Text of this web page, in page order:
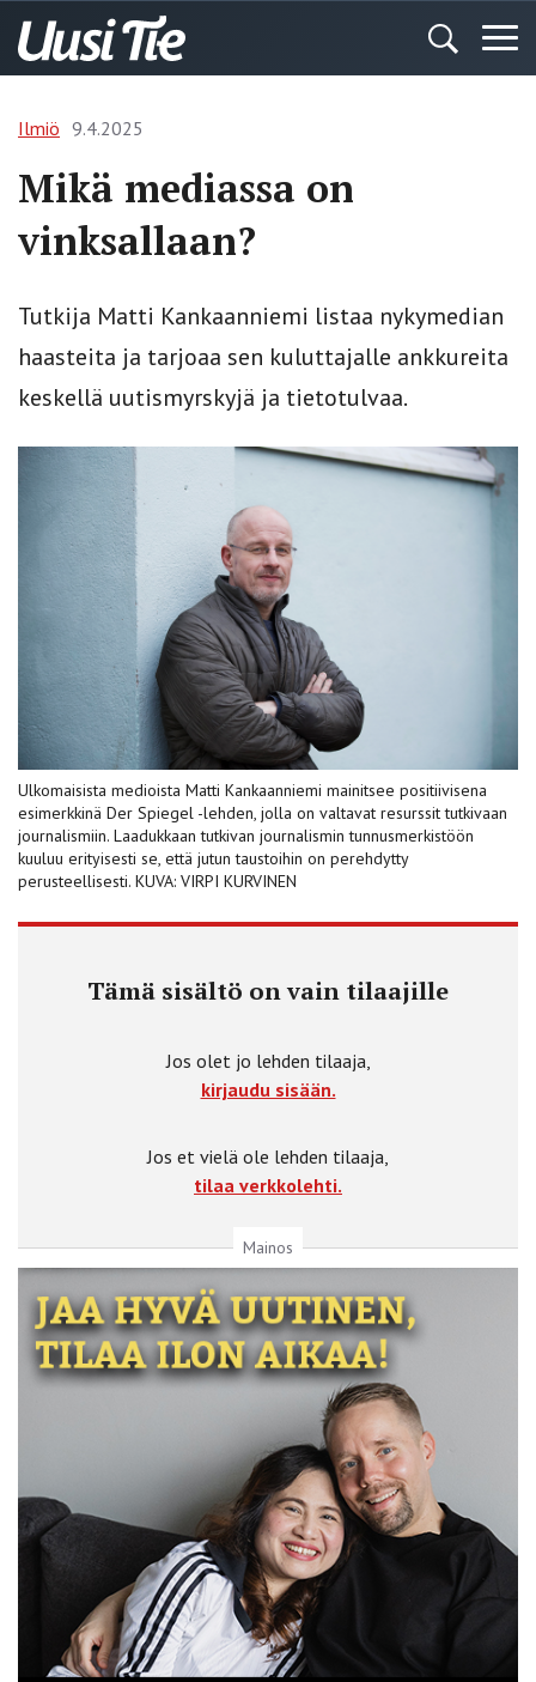
Ilmiö 9.4.2025
Mikä mediassa on
vinksallaan?
Tutkija Matti Kankaanniemi listaa nykymedian
haasteita ja tarjoaa sen kuluttajalle ankkureita
keskellä uutismyrskyjä ja tietotulvaa.
Ulkomaisista medioista Matti Kankaanniemi mainitsee positiivisena
esimerkkinä Der Spiegel -lehden, jolla on valtavat resurssit tutkivaan
journalismiin. Laadukkaan tutkivan journalismin tunnusmerkistöön
kuuluu erityisesti se, että jutun taustoihin on perehdytty
perusteellisesti. KUVA: VIRPI KURVINEN
Tämä sisältö on vain tilaajille
Jos olet jo lehden tilaaja,
kirjaudu sisään.
Jos et vielä ole lehden tilaaja,
tilaa verkkolehti.
Mainos